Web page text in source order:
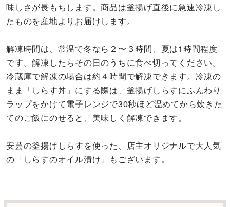
味しさが長もちします。商品は釜揚げ直後に急速冷凍し
たものを産地よりお届けします。
解凍時間は、常温で冬なら２〜３時間、夏は1時間程度
です。解凍したらその日のうちに食べ切ってください。
冷蔵庫で解凍の場合は約４時間で解凍できます。冷凍の
まま「しらす丼」にする際は、釜揚げしらすにふんわり
ラップをかけて電子レンジで30秒ほど温めてから炊きた
てのご飯にのせると、美味しく解凍できます。
安芸の釜揚げしらすを使った、店主オリジナルで大人気
の「しらすのオイル漬け」もございます。